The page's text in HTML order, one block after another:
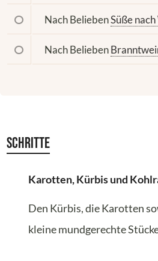
Nach BeliebenSüße
Nach Belieben
Schritte
Karotten, Kürbis und
Den Kürbis, die Karotten
kleine mundgerechte